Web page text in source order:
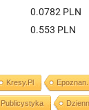
0.0782 PLN
0.553 PLN
Kresy.pl
Publicystyka